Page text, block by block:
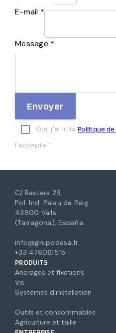
E-mail *
Message *
Envoyer
Oui, j'ai lu la Politique
l'accepte.*
C/ Basters 29,
Pol. Ind. Palau de Reig
43800 Valls
(Tarragona), España
info@grupodesa.fr
+33 476061515
PRODUITS
Ancrages et fixations
Vis
Systèmes d'installation
Outils et consommables
Agriculture et taille